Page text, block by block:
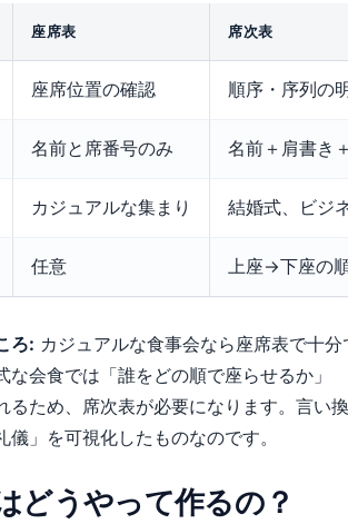
座席表 席次表
座席位置の確認 順序・序列の
名前と席番号のみ 名前＋肩書き
カジュアルな集まり 結婚式、ビジ
任意 上座→下座の
ろ: カジュアルな食事会なら座席表で十分
な会食では「誰をどの順で座らせるか」
るため、席次表が必要になります。言い
儀」を可視化したものなのです。
どうやって作るの？